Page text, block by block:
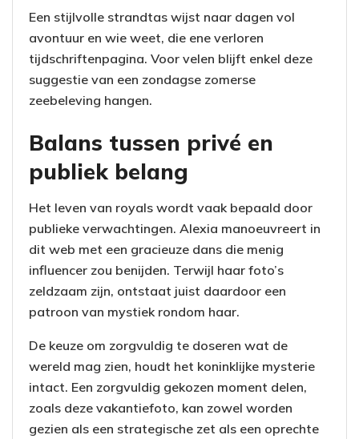
Een stijlvolle strandtas wijst naar dagen vol
avontuur en wie weet, die ene verloren
tijdschriftenpagina. Voor velen blijft enkel deze
suggestie van een zondagse zomerse
zeebeleving hangen.
Balans tussen privé en
publiek belang
Het leven van royals wordt vaak bepaald door
publieke verwachtingen. Alexia manoeuvreert in
dit web met een gracieuze dans die menig
influencer zou benijden. Terwijl haar foto’s
zeldzaam zijn, ontstaat juist daardoor een
patroon van mystiek rondom haar.
De keuze om zorgvuldig te doseren wat de
wereld mag zien, houdt het koninklijke mysterie
intact. Een zorgvuldig gekozen moment delen,
zoals deze vakantiefoto, kan zowel worden
gezien als een strategische zet als een oprechte